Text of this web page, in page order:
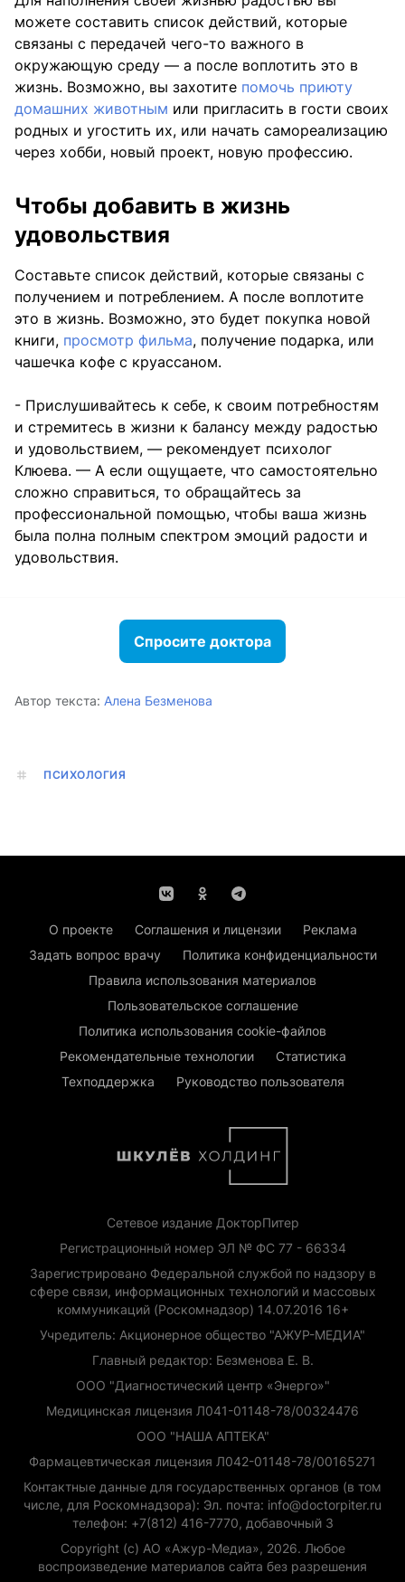
можете составить список действий, которые
связаны с передачей чего-то важного в
окружающую среду — а после воплотить это в
жизнь. Возможно, вы захотите помочь приюту
домашних животным или пригласить в гости своих
родных и угостить их, или начать самореализацию
через хобби, новый проект, новую профессию.
Чтобы добавить в жизнь
удовольствия
Составьте список действий, которые связаны с
получением и потреблением. А после воплотите
это в жизнь. Возможно, это будет покупка новой
книги, просмотр фильма, получение подарка, или
чашечка кофе с круассаном.
- Прислушивайтесь к себе, к своим потребностям
и стремитесь в жизни к балансу между радостью
и удовольствием, — рекомендует психолог
Клюева. — А если ощущаете, что самостоятельно
сложно справиться, то обращайтесь за
профессиональной помощью, чтобы ваша жизнь
была полна полным спектром эмоций радости и
удовольствия.
Спросите доктора
Автор текста: Алена Безменова
ПСИХОЛОГИЯ
О проекте Соглашения и лицензии
Реклама
Задать вопрос врачу
Политика конфиденциальности
Правила использования материалов
Пользовательское соглашение
Политика использования cookie-файлов
Рекомендательные технологии
Статистика
Техподдержка
Руководство пользователя
Сетевое издание ДокторПитер
Регистрационный номер ЭЛ № ФС 77 - 66334
Зарегистрировано Федеральной службой по надзору в
сфере связи, информационных технологий и массовых
коммуникаций (Роскомнадзор) 14.07.2016 16+
Учредитель: Акционерное общество "АЖУР-МЕДИА"
Главный редактор: Безменова Е. В.
ООО "Диагностический центр «Энерго»"
Медицинская лицензия Л041-01148-78/00324476
ООО "НАША АПТЕКА"
Фармацевтическая лицензия Л042-01148-78/00165271
Контактные данные для государственных органов (в том
числе, для Роскомнадзора): Эл. почта: info@doctorpiter.ru
телефон: +7(812) 416-7770, добавочный 3
Copyright (с) АО «Ажур-Медиа», 2026. Любое
воспроизведение материалов сайта без разрешения